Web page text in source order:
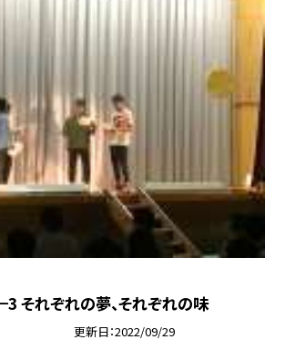
それぞれの夢、それぞれの味
更新日 2022/09/29